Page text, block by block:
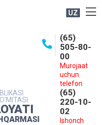
UZ
(65)
505-80-
00
Murojaat
uchun
telefon
(65)
220-10-
02
Ishonch